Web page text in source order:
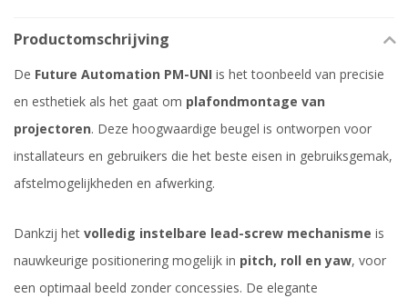
Productomschrijving
De Future Automation PM-UNI is het toonbeeld van precisie
en esthetiek als het gaat om plafondmontage van
projectoren. Deze hoogwaardige beugel is ontworpen voor
installateurs en gebruikers die het beste eisen in gebruiksgemak,
afstelmogelijkheden en afwerking.
Dankzij het volledig instelbare lead-screw mechanisme is
nauwkeurige positionering mogelijk in pitch, roll en yaw, voor
een optimaal beeld zonder concessies. De elegante